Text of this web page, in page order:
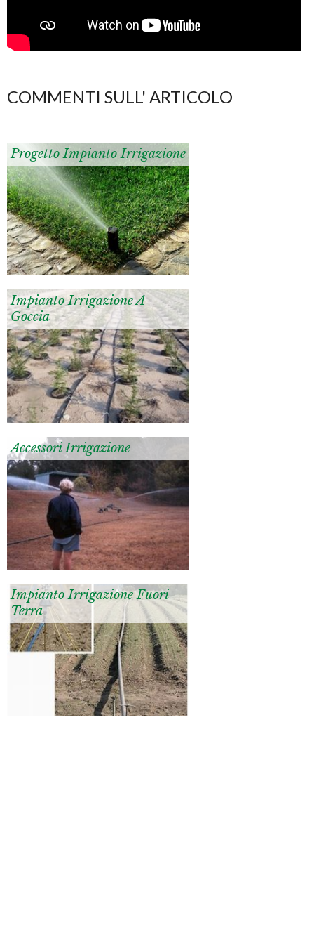
COMMENTI SULL' ARTICOLO
Progetto Impianto Irrigazione
Impianto Irrigazione A
Goccia
Accessori Irrigazione
Impianto Irrigazione Fuori
Terra